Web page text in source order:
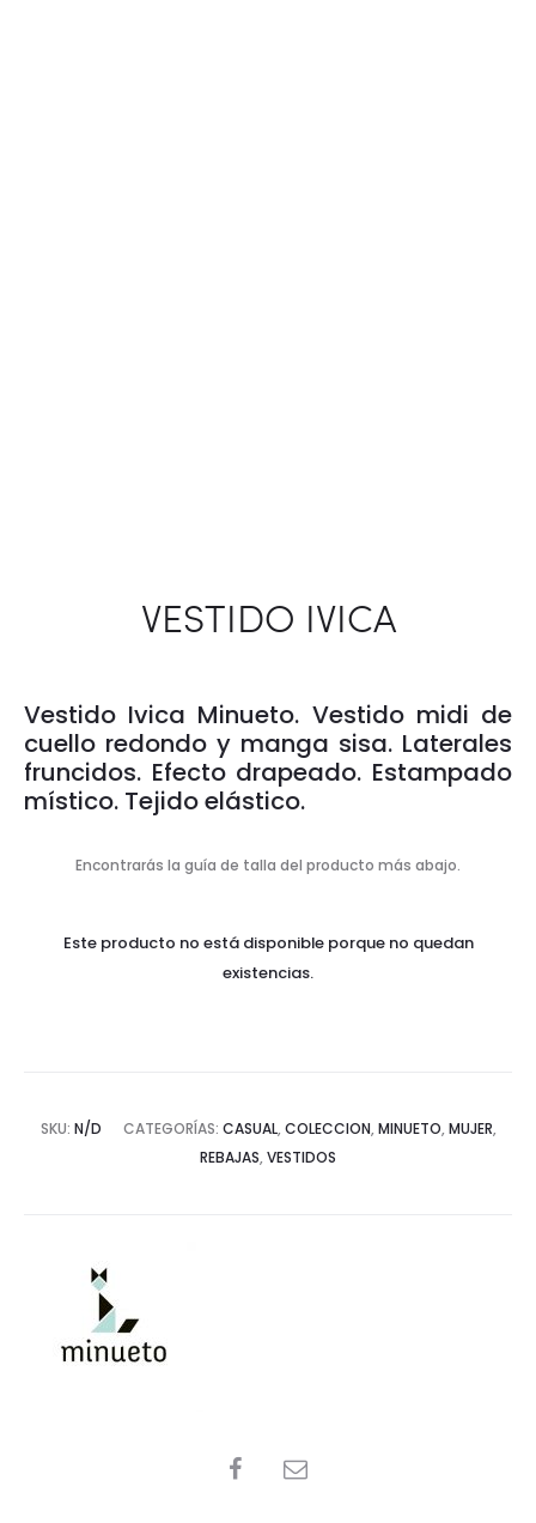
VESTIDO IVICA
Vestido Ivica Minueto. Vestido midi de
cuello redondo y manga sisa. Laterales
fruncidos. Efecto drapeado. Estampado
místico. Tejido elástico.
Encontrarás la guía de talla del producto más abajo.
Este producto no está disponible porque no quedan
existencias.
SKU: N/D CATEGORÍAS: CASUAL, COLECCION, MINUETO, MUJER,
REBAJAS, VESTIDOS
SHARE